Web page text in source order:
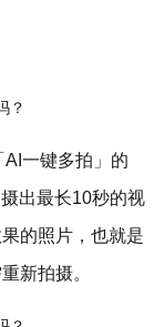
一键多拍」的
出最长10秒的视
的照片，也就是
新拍摄。